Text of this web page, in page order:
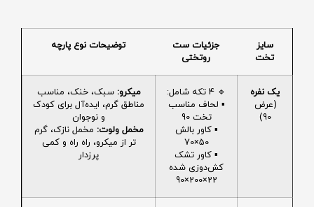
سایز
تخت
جزئیات ست
روتختی
توضیحات نوع پارچه
یک نفره
(عرض
90)
🔹 4 تکه شامل:
▪️ لحاف مناسب
تخت 90
▪️ کاور بالش
50×70
▪️ کاور تشک
کش‌دوزی شده
22×200×90
میکرو: سبک، خنک، مناسب
مناطق گرم، ایده‌آل برای کودک
و نوجوان
مخمل ولوت: مخمل نازک، گرم
تر از میکرو، راه راه و کمی
پرزدار